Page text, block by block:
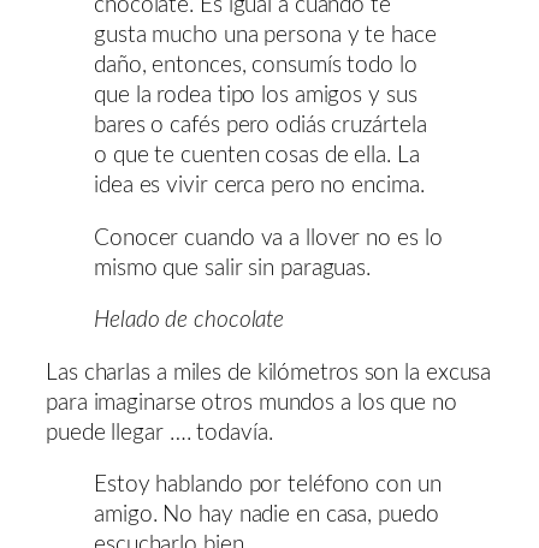
chocolate. Es igual a cuando te
gusta mucho una persona y te hace
daño, entonces, consumís todo lo
que la rodea tipo los amigos y sus
bares o cafés pero odiás cruzártela
o que te cuenten cosas de ella. La
idea es vivir cerca pero no encima.
Conocer cuando va a llover no es lo
mismo que salir sin paraguas.
Helado de chocolate
Las charlas a miles de kilómetros son la excusa
para imaginarse otros mundos a los que no
puede llegar …. todavía.
Estoy hablando por teléfono con un
amigo. No hay nadie en casa, puedo